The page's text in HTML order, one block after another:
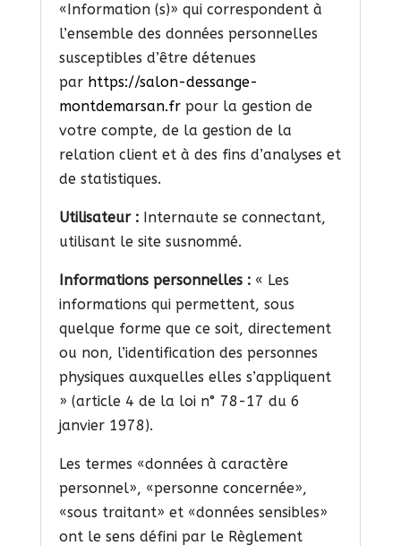
«Information (s)» qui correspondent à
l’ensemble des données personnelles
susceptibles d’être détenues
par https://salon-dessange-
montdemarsan.fr pour la gestion de
votre compte, de la gestion de la
relation client et à des fins d’analyses et
de statistiques.
Utilisateur : Internaute se connectant,
utilisant le site susnommé.
Informations personnelles : « Les
informations qui permettent, sous
quelque forme que ce soit, directement
ou non, l’identification des personnes
physiques auxquelles elles s’appliquent
» (article 4 de la loi n° 78-17 du 6
janvier 1978).
Les termes «données à caractère
personnel», «personne concernée»,
«sous traitant» et «données sensibles»
ont le sens défini par le Règlement